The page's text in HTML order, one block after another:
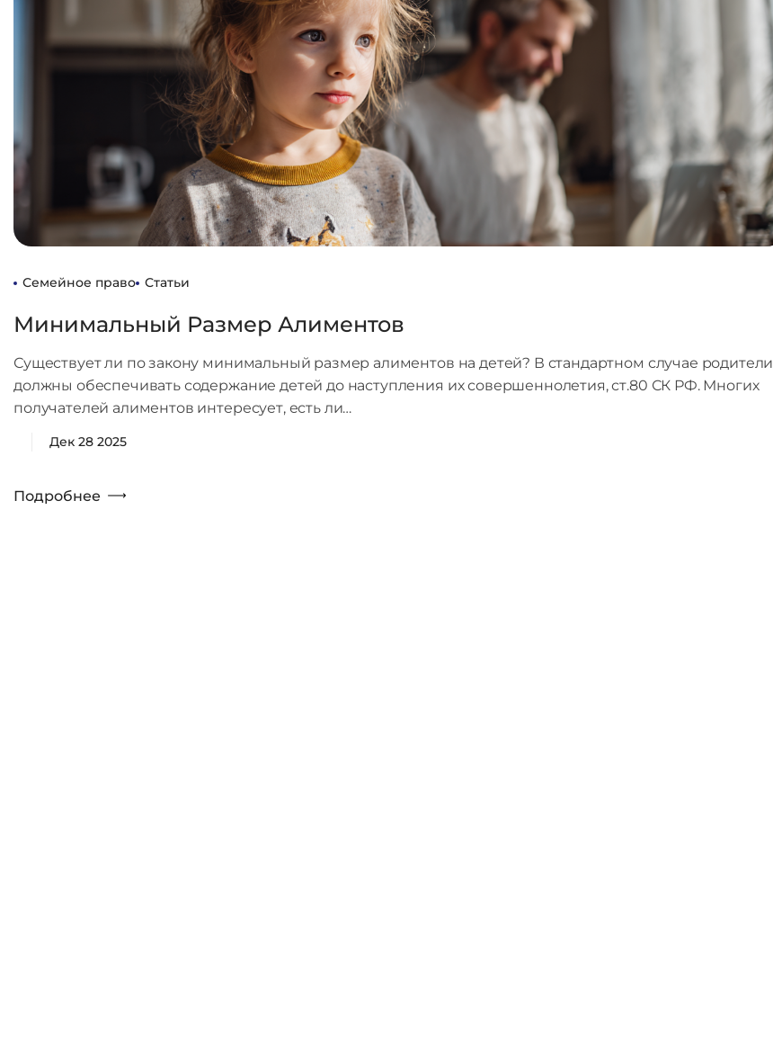
Семейное право Статьи
Минимальный Размер Алиментов
Существует ли по закону минимальный размер алиментов на детей? В стандартном случае родители
должны обеспечивать содержание детей до наступления их совершеннолетия, ст.80 СК РФ. Многих
получателей алиментов интересует, есть ли…
Дек 28 2025
Подробнее